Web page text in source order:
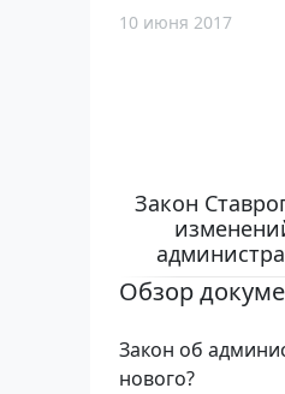
10 июня 2017
Закон
Обзор
Закон об
нового?